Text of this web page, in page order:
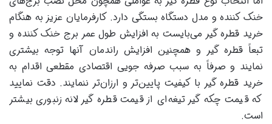
خنک کننده و مدل دستگاه بستگی دارد. کارفرمایان عزیز به هنگام
خرید قطره گیر می‌بایست به افزایش طول عمر برج خنک کننده و
تبعاً قطره گیر و همچنین افزایش راندمان آنها توجه بیشتری
نمایند و صرفاً به سبب صرفه جویی اقتصادی مقطعی اقدام به
خرید قطره گیر با کیفیت پایین‌تر و ارزان‌تر ننمایند. دقت نمایید
که قیمت چکه گیر تیغه‌ای از قیمت قطره گیر لانه زنبوری بیشتر
است.